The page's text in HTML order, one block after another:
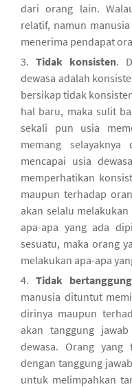
dari orang lain.
relatif, namun
menerima pendapat
Tidak konsisten.
dewasa adalah
bersikap tidak
hal baru, maka sulit
sekali pun usia
memang
mencapai usia
memperhatikan
maupun terhadap
akan selalu
apa-apa yang ada
sesuatu, maka orang
melakukan apa-apa
Tidak
manusia dituntut
dirinya maupun
akan tanggung
dewasa. Orang yang
dengan tanggung
untuk melimpahkan